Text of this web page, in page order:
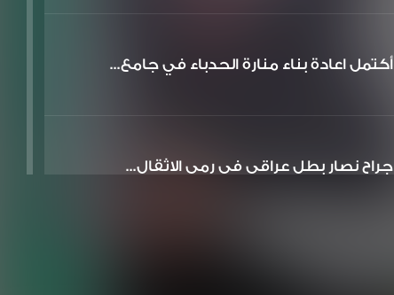
أكتمل اعادة بناء منارة الحدباء في جامع...
جراح نصار بطل عراقي في رمي الاثقال...